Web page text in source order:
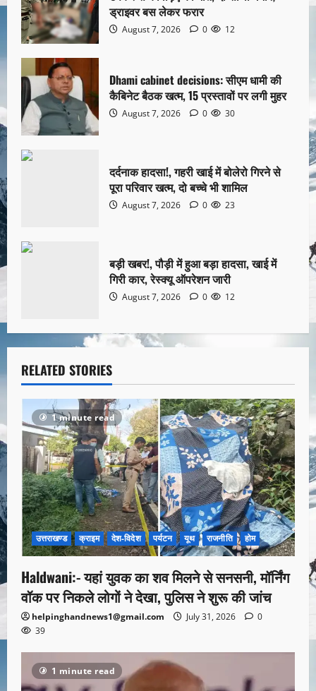
ड्राइवर बस लेकर फरार
August 7, 2026 0 12
Dhami cabinet decisions: सीएम धामी की
कैबिनेट बैठक खत्म, 15 प्रस्तावों पर लगी मुहर
August 7, 2026 0 30
दर्दनाक हादसा!, गहरी खाई में बोलेरो गिरने से
पूरा परिवार खत्म, दो बच्चे भी शामिल
August 7, 2026 0 23
बड़ी खबर!, पौड़ी में हुआ बड़ा हादसा, खाई में
गिरी कार, रेस्क्यू ऑपरेशन जारी
August 7, 2026 0 12
RELATED STORIES
1 minute read
उत्तराखण्ड क्राइम देश-विदेश पर्यटन यूथ राजनीति होम
Haldwani:- यहां युवक का शव मिलने से सनसनी, मॉर्निंग
वॉक पर निकले लोगों ने देखा, पुलिस ने शुरू की जांच
helpinghandnews1@gmail.com July 31, 2026
0
39
1 minute read